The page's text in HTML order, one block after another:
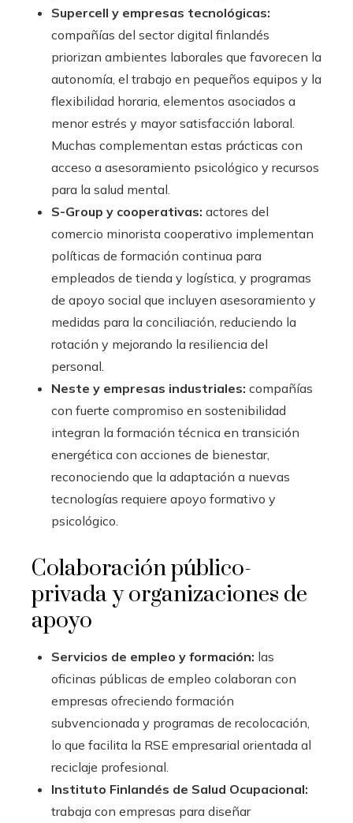
Supercell y empresas tecnológicas:
compañías del sector digital finlandés
priorizan ambientes laborales que favorecen la
autonomía, el trabajo en pequeños equipos y la
flexibilidad horaria, elementos asociados a
menor estrés y mayor satisfacción laboral.
Muchas complementan estas prácticas con
acceso a asesoramiento psicológico y recursos
para la salud mental.
S-Group y cooperativas: actores del
comercio minorista cooperativo implementan
políticas de formación continua para
empleados de tienda y logística, y programas
de apoyo social que incluyen asesoramiento y
medidas para la conciliación, reduciendo la
rotación y mejorando la resiliencia del
personal.
Neste y empresas industriales: compañías
con fuerte compromiso en sostenibilidad
integran la formación técnica en transición
energética con acciones de bienestar,
reconociendo que la adaptación a nuevas
tecnologías requiere apoyo formativo y
psicológico.
Colaboración público-
privada y organizaciones de
apoyo
Servicios de empleo y formación: las
oficinas públicas de empleo colaboran con
empresas ofreciendo formación
subvencionada y programas de recolocación,
lo que facilita la RSE empresarial orientada al
reciclaje profesional.
Instituto Finlandés de Salud Ocupacional:
trabaja con empresas para diseñar